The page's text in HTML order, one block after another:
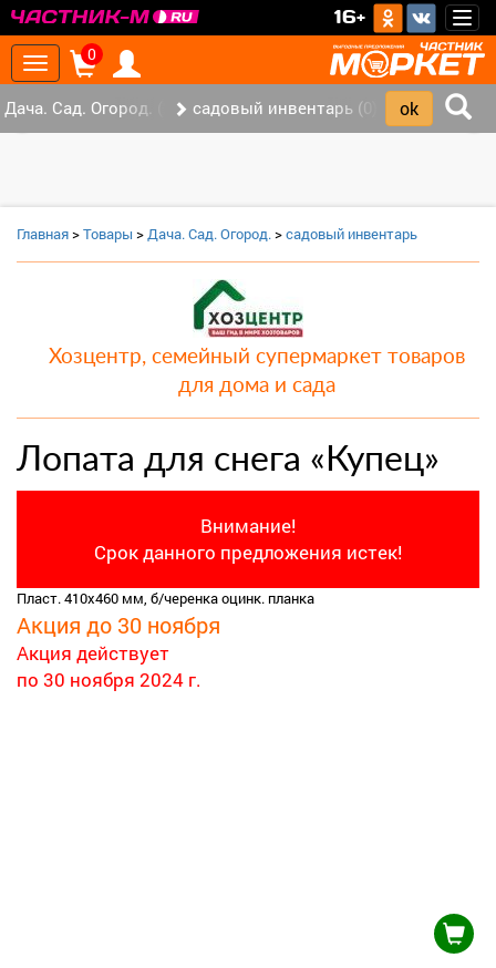
16+
Toggle
navigation
0
Дача. Сад. Огород. (2) садовый инвентарь (0)
Главная>Товары >Дача. Сад. Огород.>садовый инвентарь
Хозцентр, семейный супермаркет товаров
для дома и сада
Лопата для снега «Купец»
Внимание!
Срок данного предложения истек!
Пласт. 410х460 мм, б/черенка оцинк. планка
Акция до 30 ноября
Акция действует
по 30 ноября 2024 г.
‹ ›